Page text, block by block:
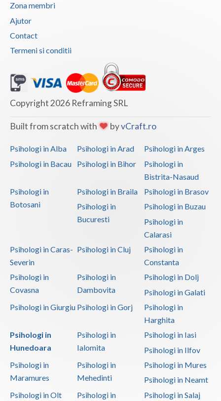
Zona membri
Ajutor
Contact
Termeni si conditii
Copyright 2026 Reframing SRL
Built from scratch with byvCraft.ro
Psihologi in Alba Psihologi in Arad
Psihologi in Arges
Psihologi in Bacau
Psihologi in Bihor
Psihologi in
Bistrita-Nasaud
Psihologi in
Botosani
Psihologi in Braila
Psihologi in Brasov
Psihologi in
Bucuresti
Psihologi in Buzau
Psihologi in
Calarasi
Psihologi in Caras-
Severin
Psihologi in Cluj
Psihologi in
Constanta
Psihologi in
Covasna
Psihologi in
Dambovita
Psihologi in Dolj
Psihologi in Galati
Psihologi in Giurgiu Psihologi in Gorj
Psihologi in
Harghita
Psihologi in
Hunedoara
Psihologi in
Ialomita
Psihologi in Iasi
Psihologi in Ilfov
Psihologi in
Maramures
Psihologi in
Mehedinti
Psihologi in Mures
Psihologi in Neamt
Psihologi in Olt
Psihologi in Psihologi in Salaj